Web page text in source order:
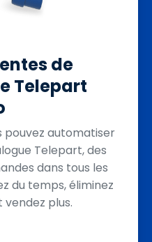
de
Telepart
pouvez automatiser
Telepart, des
dans tous les
du temps, éliminez
plus.